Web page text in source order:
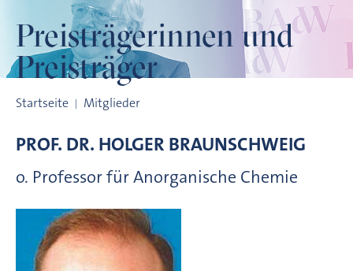
Preisträgerinnen und
Preisträger
Startseite Mitglieder
PROF. DR. HOLGER BRAUNSCHWEIG
o. Professor für Anorganische Chemie